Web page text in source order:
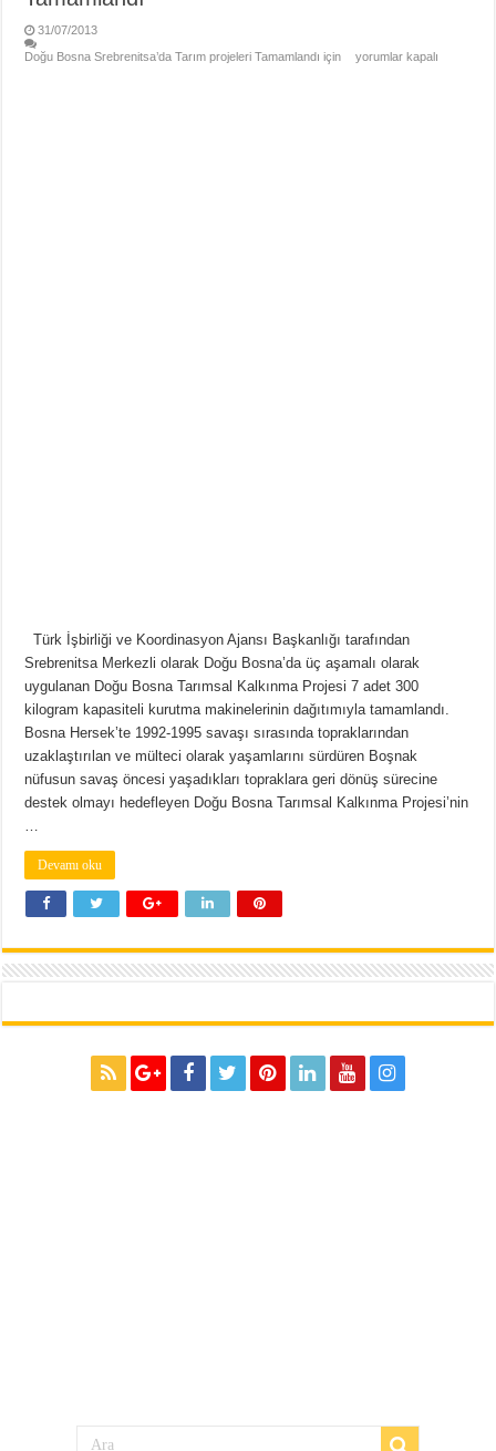
31/07/2013
Doğu Bosna Srebrenitsa’da Tarım projeleri Tamamlandı için
yorumlar kapalı
Türk İşbirliği ve Koordinasyon Ajansı Başkanlığı tarafından
Srebrenitsa Merkezli olarak Doğu Bosna’da üç aşamalı olarak
uygulanan Doğu Bosna Tarımsal Kalkınma Projesi 7 adet 300
kilogram kapasiteli kurutma makinelerinin dağıtımıyla tamamlandı.
Bosna Hersek’te 1992-1995 savaşı sırasında topraklarından
uzaklaştırılan ve mülteci olarak yaşamlarını sürdüren Boşnak
nüfusun savaş öncesi yaşadıkları topraklara geri dönüş sürecine
destek olmayı hedefleyen Doğu Bosna Tarımsal Kalkınma Projesi’nin
Devamı oku